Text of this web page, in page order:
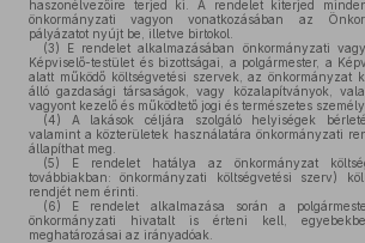
haszonélvezőire terjed ki. A rendelet kiterjed
önkormányzati vagyon vonatkozásában az
pályázatot nyújt be, illetve birtokol.
(3) E rendelet alkalmazásában önkormányzati
Képviselő-testület és bizottságai, a polgármester, a
alatt működő költségvetési szervek, az önkormányzat
álló gazdasági társaságok, vagy közalapítványok,
vagyont kezelő és működtető jogi és természetes
(4) A lakások céljára szolgáló helyiségek
valamint a közterületek használatára önkormányzati
állapíthat meg.
(5) E rendelet hatálya az önkormányzat
továbbiakban: önkormányzati költségvetési szerv)
rendjét nem érinti.
(6) E rendelet alkalmazása során a
önkormányzati hivatalt is érteni kell,
meghatározásai az irányadóak.